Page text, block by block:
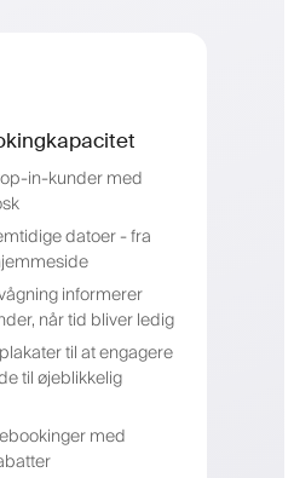
in-kunder med
datoer - fra
informerer
når tid bliver ledig
til at engagere
til øjeblikkelig
med